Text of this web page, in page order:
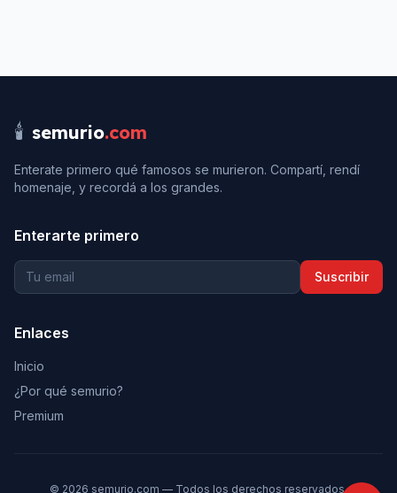
🕯️ semurio.com
Enterate primero qué famosos se murieron. Compartí, rendí
homenaje, y recordá a los grandes.
Enterarte primero
Suscribir
Enlaces
Inicio
¿Por qué semurio?
Premium
© 2026 semurio.com — Todos los derechos reservados.